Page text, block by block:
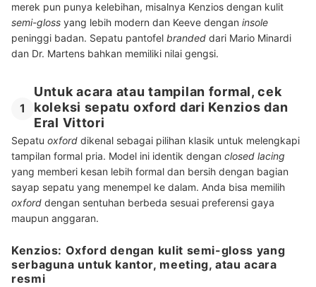
merek pun punya kelebihan, misalnya Kenzios dengan kulit
semi-gloss yang lebih modern dan Keeve dengan insole
peninggi badan. Sepatu pantofel branded dari Mario Minardi
dan Dr. Martens bahkan memiliki nilai gengsi.
1
Untuk acara atau tampilan formal, cek
koleksi sepatu oxford dari Kenzios dan
Eral Vittori
Sepatu oxford dikenal sebagai pilihan klasik untuk melengkapi
tampilan formal pria. Model ini identik dengan closed lacing
yang memberi kesan lebih formal dan bersih dengan bagian
sayap sepatu yang menempel ke dalam. Anda bisa memilih
oxford dengan sentuhan berbeda sesuai preferensi gaya
maupun anggaran.
Kenzios: Oxford dengan kulit semi-gloss yang
serbaguna untuk kantor, meeting, atau acara
resmi